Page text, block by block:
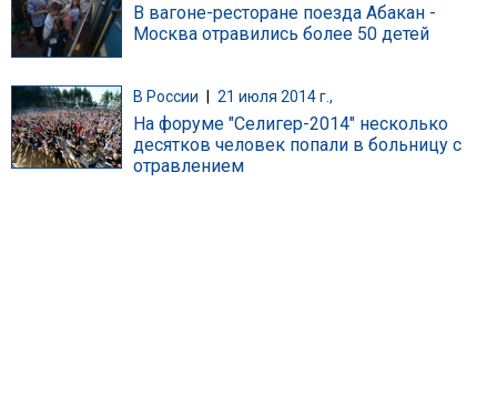
В вагоне-ресторане поезда Абакан -
Москва отравились более 50 детей
В России 21 июля 2014 г.,
На форуме "Селигер-2014" несколько
десятков человек попали в больницу с
отравлением